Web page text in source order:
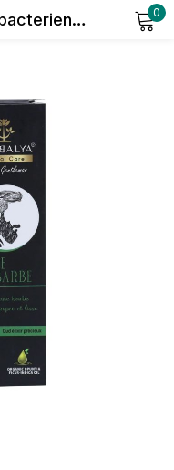
Huile de barbe antibacterien (précieux oud élixir) 0
Lost password?